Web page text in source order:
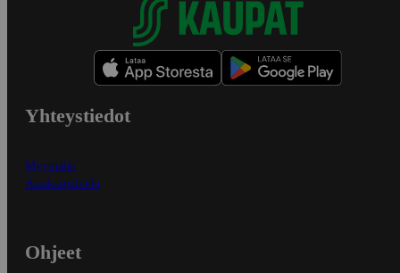
Yhteystiedot
Myymälät
Asiakaspalvelu
Ohjeet